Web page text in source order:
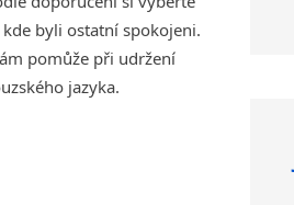
byli ostatní spokojeni.
pomůže při udržení
jazyka.